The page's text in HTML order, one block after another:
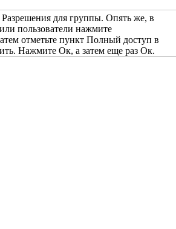
для группы. Опять же, в
пользователи нажмите
отметьте пункт Полный доступ в
Нажмите Ок, а затем еще раз Ок.